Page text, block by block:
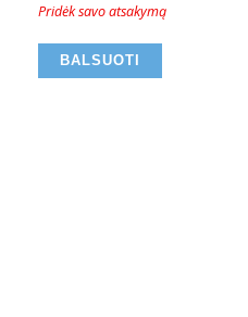
Pridėk savo atsakymą